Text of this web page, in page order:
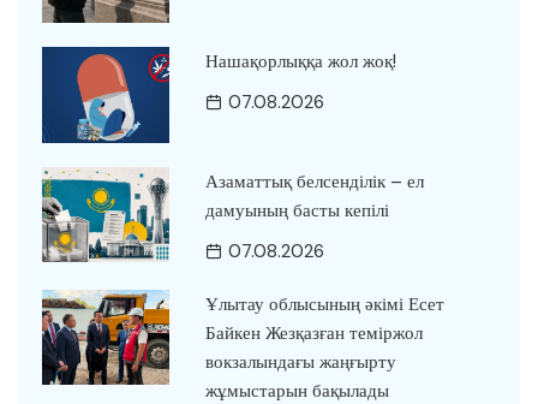
Нашақорлыққа жол жоқ!
07.08.2026
Азаматтық белсенділік – ел
дамуының басты кепілі
07.08.2026
Ұлытау облысының әкімі Есет
Байкен Жезқазған теміржол
вокзалындағы жаңғырту
жұмыстарын бақылады